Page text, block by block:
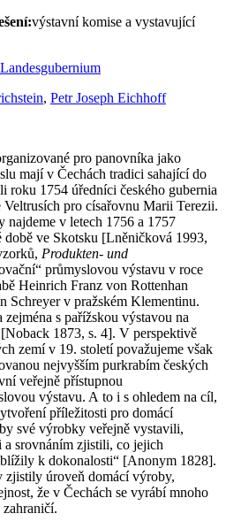
výstavní komise a vystavující
, Petr Joseph Eichhoff
pro panovníka jako
mají v Čechách tradici sahající do
roku 1754 úředníci českého gubernia
pro císařovnu Marii Terezii.
v letech 1756 a 1757
době ve Skotsku [Lněničková 1993,
Produkten- und
průmyslovou výstavu v roce
Heinrich Franz von Rottenhan
Schreyer v pražském Klementinu.
s pařížskou výstavou na
1873, s. 4]. V perspektivě
zemí v 19. století považujeme však
nejvyšším purkrabím českých
veřejně přístupnou
výstavu. A to i s ohledem na cíl,
příležitosti pro domácí
své výrobky veřejně vystavili,
srovnáním zjistili, co jejich
k dokonalosti“ [Anonym 1828].
zjistily úroveň domácí výroby,
že v Čechách se vyrábí mnoho